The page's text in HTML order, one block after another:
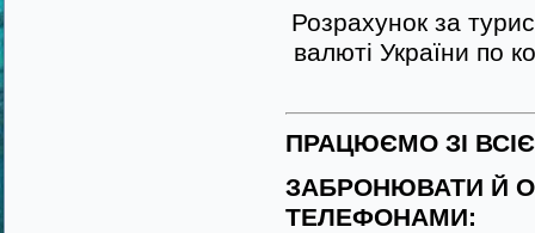
Розрахунок за
валюті України по
ПРАЦЮЄМО ЗІ
ЗАБРОНЮВАТИ Й
ТЕЛЕФОНАМИ: